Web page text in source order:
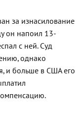
за изнасилование
он напоил 13-
с ней. Суд
однако
и больше в США его